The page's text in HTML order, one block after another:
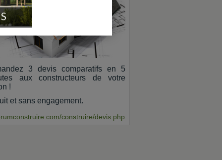
3 devis comparatifs en 5
aux constructeurs de votre
!
et sans engagement.
construire/devis.php